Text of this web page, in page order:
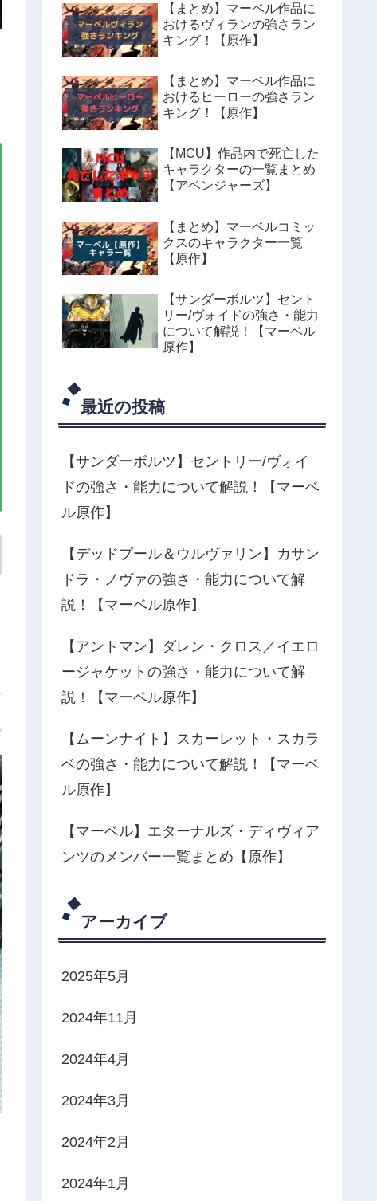
【まとめ】マーベル作品に
おけるヴィランの強さラン
キング！【原作】
【まとめ】マーベル作品に
おけるヒーローの強さラン
キング！【原作】
【MCU】作品内で死亡した
キャラクターの一覧まとめ
【アベンジャーズ】
【まとめ】マーベルコミッ
クスのキャラクター一覧
【原作】
【サンダーボルツ】セント
リー/ヴォイドの強さ・能力
について解説！【マーベル
原作】
最近の投稿
【サンダーボルツ】セントリー/ヴォイ
ドの強さ・能力について解説！【マーベ
ル原作】
【デッドプール＆ウルヴァリン】カサン
ドラ・ノヴァの強さ・能力について解
説！【マーベル原作】
【アントマン】ダレン・クロス／イエロ
ージャケットの強さ・能力について解
説！【マーベル原作】
【ムーンナイト】スカーレット・スカラ
ベの強さ・能力について解説！【マーベ
ル原作】
【マーベル】エターナルズ・ディヴィア
ンツのメンバー一覧まとめ【原作】
アーカイブ
2025年5月
2024年11月
2024年4月
2024年3月
2024年2月
2024年1月